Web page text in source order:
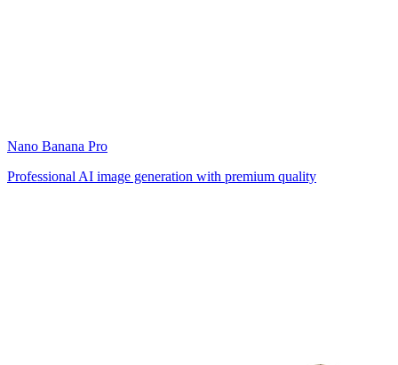
Nano Banana Pro
Professional AI image generation with premium quality